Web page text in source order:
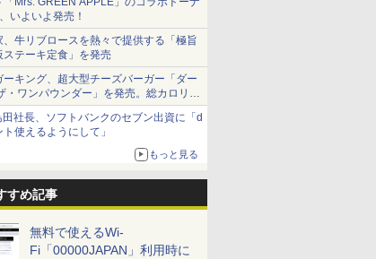
いよいよ発売！
、牛リブロースを熱々で提供する「極旨
ステーキ定食」を発売
ーキング、超大型チーズバーガー「ダー
・ワンパウンダー」を発売。総カロリー
、総重量約527g！
田社長、ソフトバンクのセブン出資に「d
使えるようにして」
もっと見る
すめ記事
無料で使えるWi-
Fi「00000JAPAN」利用時に